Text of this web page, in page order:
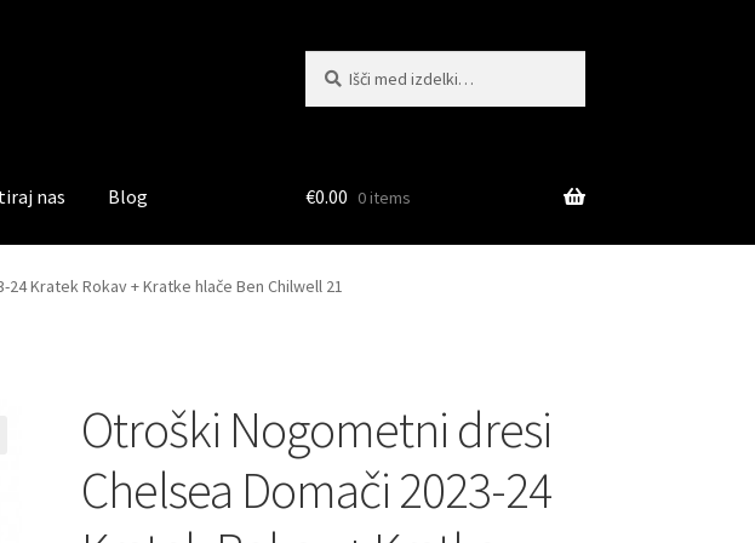
nas Blog €0.00 0 items
Kratek Rokav + Kratke hlače Ben Chilwell 21
Otroški Nogometni dresi
Chelsea Domači 2023-24